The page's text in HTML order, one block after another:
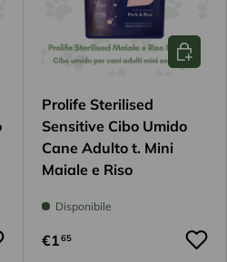
al carrello
Prolife Sterilised
Sensitive Cibo Umido
Cane Adulto t. Mini
Maiale e Riso
Disponibile
€165